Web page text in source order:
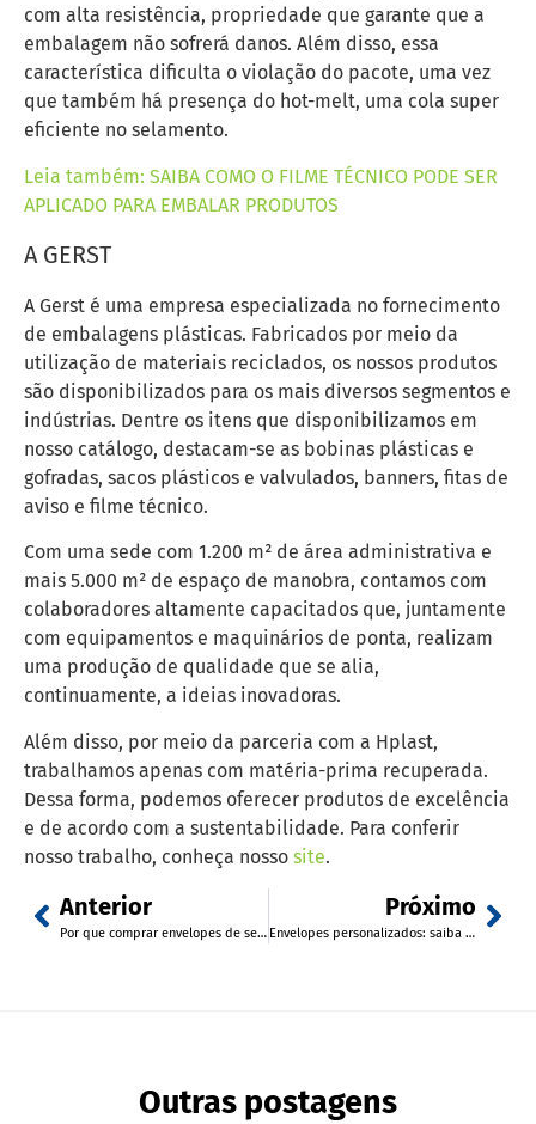
com alta resistência, propriedade que garante que a
embalagem não sofrerá danos. Além disso, essa
característica dificulta o violação do pacote, uma vez
que também há presença do hot-melt, uma cola super
eficiente no selamento.
Leia também: SAIBA COMO O FILME TÉCNICO PODE SER
APLICADO PARA EMBALAR PRODUTOS
A GERST
A Gerst é uma empresa especializada no fornecimento
de embalagens plásticas. Fabricados por meio da
utilização de materiais reciclados, os nossos produtos
são disponibilizados para os mais diversos segmentos e
indústrias. Dentre os itens que disponibilizamos em
nosso catálogo, destacam-se as bobinas plásticas e
gofradas, sacos plásticos e valvulados, banners, fitas de
aviso e filme técnico.
Com uma sede com 1.200 m² de área administrativa e
mais 5.000 m² de espaço de manobra, contamos com
colaboradores altamente capacitados que, juntamente
com equipamentos e maquinários de ponta, realizam
uma produção de qualidade que se alia,
continuamente, a ideias inovadoras.
Além disso, por meio da parceria com a Hplast,
trabalhamos apenas com matéria-prima recuperada.
Dessa forma, podemos oferecer produtos de excelência
e de acordo com a sustentabilidade. Para conferir
nosso trabalho, conheça nosso site.
Anterior
Por que comprar envelopes de segurança economy?
Próximo
Envelopes personalizados: saiba como as embalagens podem promover as suas vendas
Outras postagens